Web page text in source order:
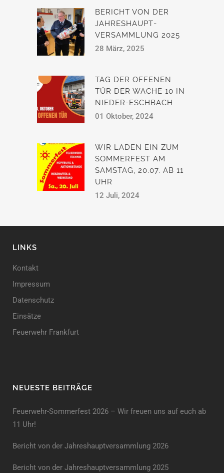
BERICHT VON DER
JAHRESHAUPT­
VERSAMMLUNG 2025
28 März, 2025
TAG DER OFFENEN
TÜR DER WACHE 10 IN
NIEDER-ESCHBACH
01 Oktober, 2024
WIR LADEN EIN ZUM
SOMMERFEST AM
SAMSTAG, 20.07. AB 11
UHR
12 Juli, 2024
LINKS
Kontakt
Impressum
Datenschutz
Einsätze
Feuerwehr Frankfurt
NEUESTE BEITRÄGE
Feuerwehr-Sommerfest 2026 – Wir freuen uns auf euch ab
11 Uhr!
Bericht von der Jahreshauptversammlung 2026
Bericht von der Jahreshaupt­versammlung 2025